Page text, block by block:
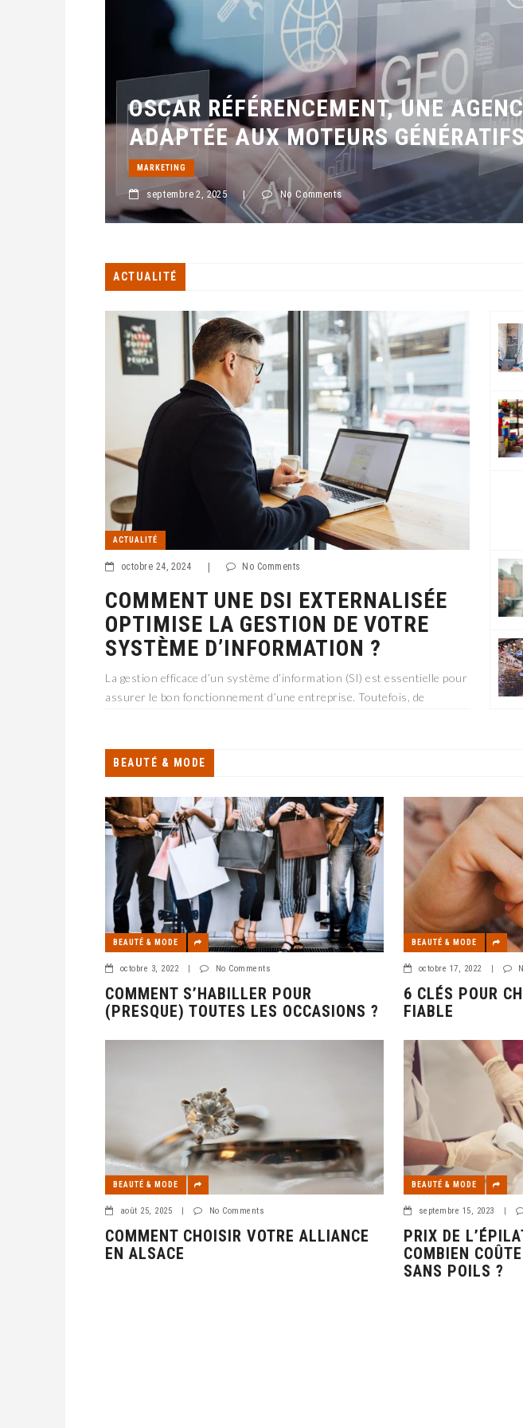
OSCAR RÉFÉRENCEMENT, UNE
ADAPTÉE AUX MOTEURS GÉNÉRATIFS
MARKETING
septembre 2, 2025 | No Comments
ACTUALITÉ
ACTUALITÉ
octobre 24, 2024 No Comments
COMMENT UNE DSI EXTERNALISÉE
OPTIMISE LA GESTION DE VOTRE
SYSTÈME D’INFORMATION ?
La gestion efficace d’un système d’information (SI) est essentielle pour
assurer le bon fonctionnement d’une entreprise. Toutefois, de
BEAUTÉ & MODE
BEAUTÉ & MODE
octobre 3, 2022 | No Comments
COMMENT S’HABILLER POUR
(PRESQUE) TOUTES LES OCCASIONS ?
BEAUTÉ & MODE
octobre 17, 2022 |
6 CLÉS POUR
FIABLE
BEAUTÉ & MODE
août 25, 2025 No Comments
COMMENT CHOISIR VOTRE ALLIANCE
EN ALSACE
BEAUTÉ & MODE
septembre 15, 2023
PRIX DE
COMBIEN
SANS POILS ?